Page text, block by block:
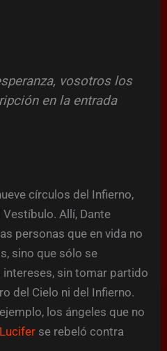
vosotros los
en la entrada
círculos del Infierno,
Allí, Dante
personas que en vida no
sino que sólo se
sin tomar partido
del Cielo ni del Infierno.
los ángeles que no
Lucifer se rebeló contra